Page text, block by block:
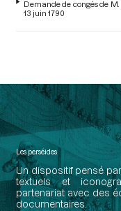
Demande de congés de
13 juin 1790
Les perséides
Un dispositif pensé
textuels et
partenariat avec des
documentaires.